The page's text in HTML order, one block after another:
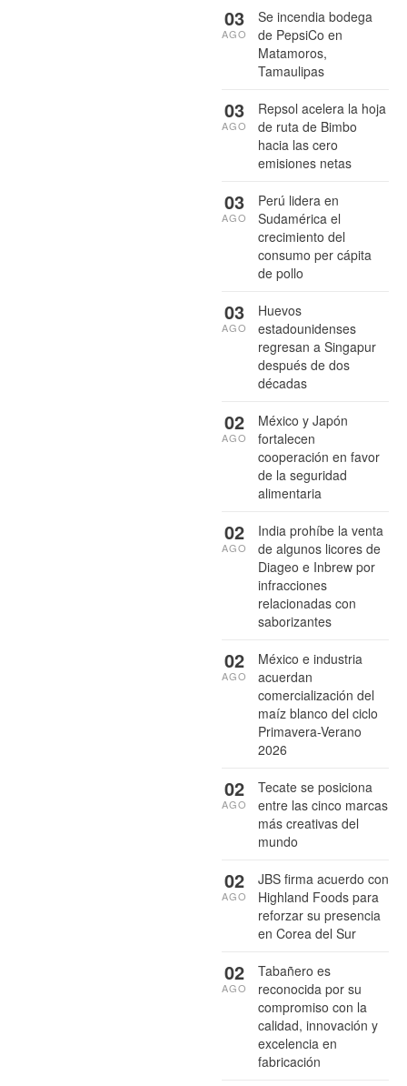
Se incendia bodega
de PepsiCo en
Matamoros,
Tamaulipas
03
AGO
Repsol acelera la hoja
de ruta de Bimbo
hacia las cero
emisiones netas
03
AGO
Perú lidera en
Sudamérica el
crecimiento del
consumo per cápita
de pollo
03
AGO
Huevos
estadounidenses
regresan a Singapur
después de dos
décadas
03
AGO
México y Japón
fortalecen
cooperación en favor
de la seguridad
alimentaria
02
AGO
India prohíbe la venta
de algunos licores de
Diageo e Inbrew por
infracciones
relacionadas con
saborizantes
02
AGO
México e industria
acuerdan
comercialización del
maíz blanco del ciclo
Primavera-Verano
2026
02
AGO
Tecate se posiciona
entre las cinco marcas
más creativas del
mundo
02
AGO
JBS firma acuerdo con
Highland Foods para
reforzar su presencia
en Corea del Sur
02
AGO
Tabañero es
reconocida por su
compromiso con la
calidad, innovación y
excelencia en
fabricación
02
AGO